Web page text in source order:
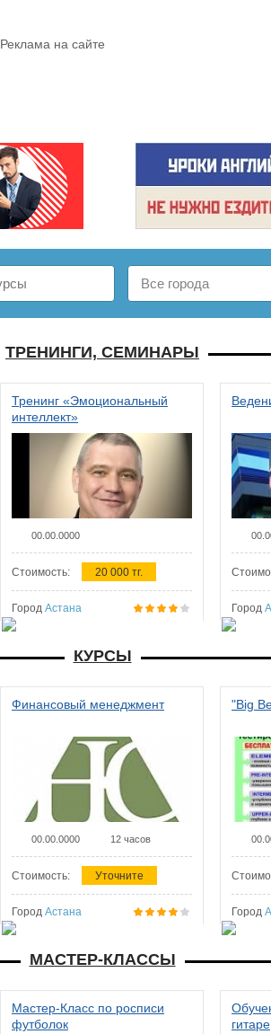
Реклама на сайте
ТРЕНИНГИ, СЕМИНАРЫ
Тренинг «Эмоциональный
интеллект»
00.00.0000
Стоимость: 20 000 тг.
Город Астана Город
КУРСЫ
Финансовый менеджмент
00.00.0000 12 часов
Стоимость: Уточните
Город Астана
"Big
Город
МАСТЕР-КЛАССЫ
Мастер-Класс по росписи
футболок
гитаре